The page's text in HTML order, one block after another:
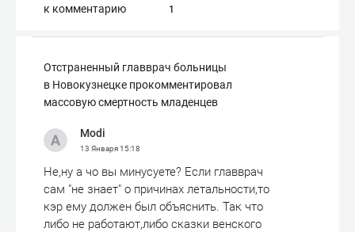
к комментарию 1
Отстраненный главврач больницы
в Новокузнецке прокомментировал
массовую смертность младенцев
Modi
13 Января15:18
Не,ну а чо вы минусуете? Если главврач
сам "не знает" о причинах летальности,то
кэр ему должен был объяснить. Так что
либо не работают,либо сказки венского